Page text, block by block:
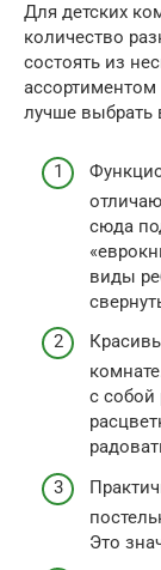
Для детских
количество
состоять из
лучше выбрать
сюда
виды
с собой
Это